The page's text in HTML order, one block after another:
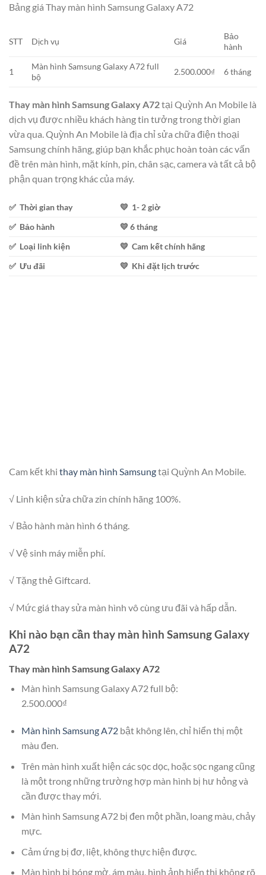
Bảng giá Thay màn hình Samsung Galaxy A72
STT Dịch vụ Giá
Bảo
hành
1
Màn hình Samsung Galaxy A72 full
bộ
2.500.000₫ 6 tháng
Thay màn hình Samsung Galaxy A72tại Quỳnh An Mobile là
dịch vụ được nhiều khách hàng tin tưởng trong thời gian
vừa qua. Quỳnh An Mobile là địa chỉ sửa chữa điện thoại
Samsung chính hãng, giúp bạn khắc phục hoàn toàn các vấn
đề trên màn hình, mặt kính, pin, chân sạc, camera và tất cả bộ
phận quan trọng khác của máy.
✅ Thời gian thay
💛 1- 2 giờ
✅ Bảo hành
💛 6 tháng
✅ Loại linh kiện
💛 Cam kết chính hãng
✅ Ưu đãi
💛 Khi đặt lịch trước
Cam kết khi thay màn hình Samsungtại Quỳnh An Mobile.
√ Linh kiện sửa chữa zin chính hãng 100%.
√ Bảo hành màn hình 6 tháng.
√ Vệ sinh máy miễn phí.
√ Tặng thẻ Giftcard.
√ Mức giá thay sửa màn hình vô cùng ưu đãi và hấp dẫn.
Khi nào bạn cần thay màn hình Samsung Galaxy
A72
Thay màn hình Samsung Galaxy A72
Màn hình Samsung Galaxy A72 full bộ:
2.500.000₫
Màn hình Samsung A72bật không lên, chỉ hiển thị một
màu đen.
Trên màn hình xuất hiện các sọc dọc, hoặc sọc ngang cũng
là một trong những trường hợp màn hình bị hư hỏng và
cần được thay mới.
Màn hình Samsung A72 bị đen một phần, loang màu, chảy
mực.
Cảm ứng bị đơ, liệt, không thực hiện được.
Màn hình bị bóng mờ, ám màu, hình ảnh hiển thị không rõ